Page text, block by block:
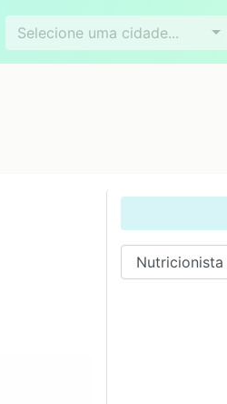
Selecione uma cidade...